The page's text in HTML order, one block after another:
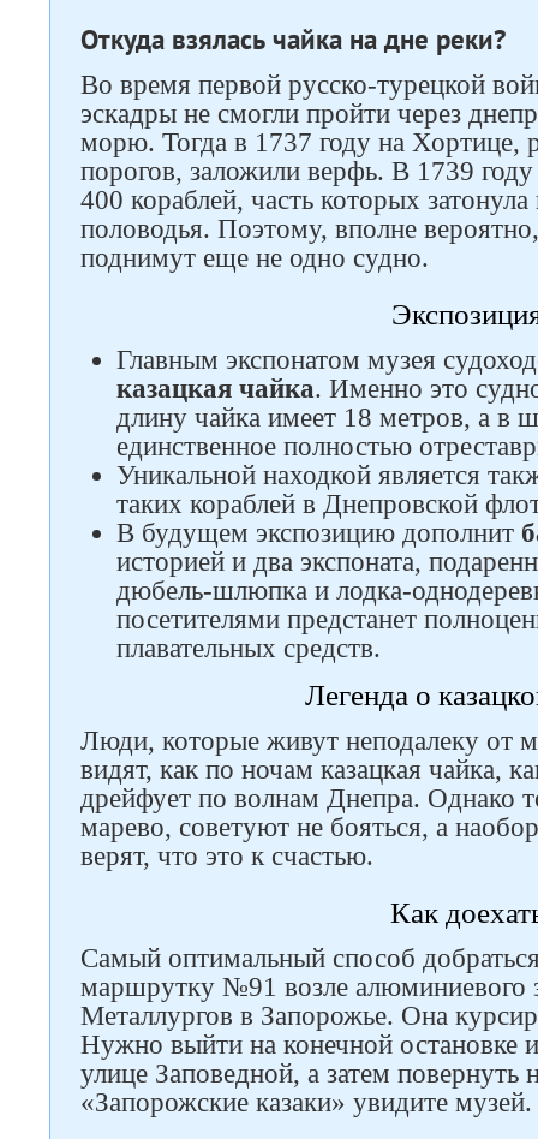
Откуда взялась чайка на дне реки?
Во время первой русско-турецкой
эскадры не смогли пройти через
морю. Тогда в 1737 году на Хортице,
порогов, заложили верфь. В 1739
400 кораблей, часть которых
половодья. Поэтому, вполне
поднимут еще не одно судно.
Главным экспонатом музея
казацкая чайка. Именно это
длину чайка имеет 18 метров, а в
единственное полностью
Уникальной находкой является
таких кораблей в Днепровской
В будущем экспозицию дополнит
историей и два экспоната,
дюбель-шлюпка и лодка-
посетителями предстанет
плавательных средств.
Легенда о
Люди, которые живут неподалеку от
видят, как по ночам казацкая чайка,
дрейфует по волнам Днепра. Однако
марево, советуют не бояться, а
верят, что это к счастью.
Как
Самый оптимальный способ
маршрутку №91 возле алюминиевого
Металлургов в Запорожье. Она
Нужно выйти на конечной остановке
улице Заповедной, а затем повернуть
«Запорожские казаки» увидите музей.
Следите за нами в соцсетях